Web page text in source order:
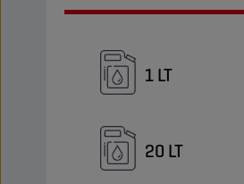
1 LT
20 LT